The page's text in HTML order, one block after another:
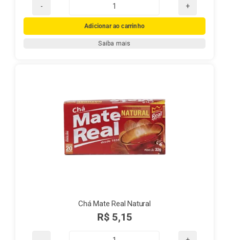
Chá
Mate
Real
Adicionar ao carrinho
Saiba mais
Chá Mate Real Natural
R$ 5,15